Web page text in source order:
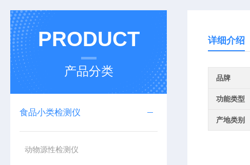
PRODUCT
产品分类
食品小类检测仪
动物源性检测仪
详细介绍
品牌
功能类型
产地类别